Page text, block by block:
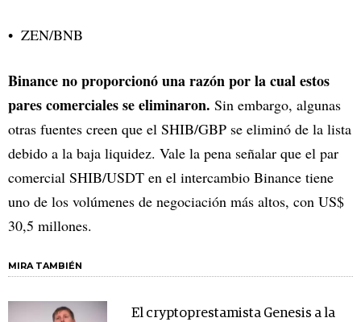
ZEN/BNB
Binance no proporcionó una razón por la cual estos
pares comerciales se eliminaron. Sin embargo, algunas
otras fuentes creen que el SHIB/GBP se eliminó de la lista
debido a la baja liquidez. Vale la pena señalar que el par
comercial SHIB/USDT en el intercambio Binance tiene
uno de los volúmenes de negociación más altos, con US$
30,5 millones.
MIRA TAMBIÉN
El cryptoprestamista Genesis a la